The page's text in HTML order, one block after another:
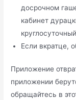
досрочном
кабинет
Если вкратце,
Приложение
приложении
обращайтесь в